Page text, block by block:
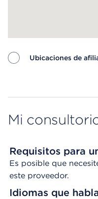
Ubicaciones de
Mi
Requisitos para
Es posible que
este proveedor.
Idiomas que